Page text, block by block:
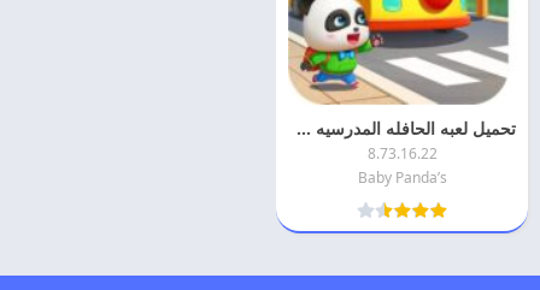
تحميل لعبه الحافله المدرسيه 2026 Baby Panda’s School Bus مهكره للاندرويد
8.73.16.22
Baby Panda’s